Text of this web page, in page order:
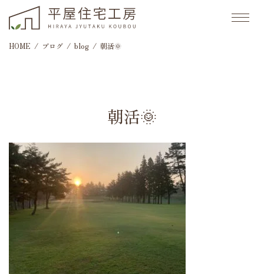
HOME ブログ blog 朝活🌞
朝活🌞